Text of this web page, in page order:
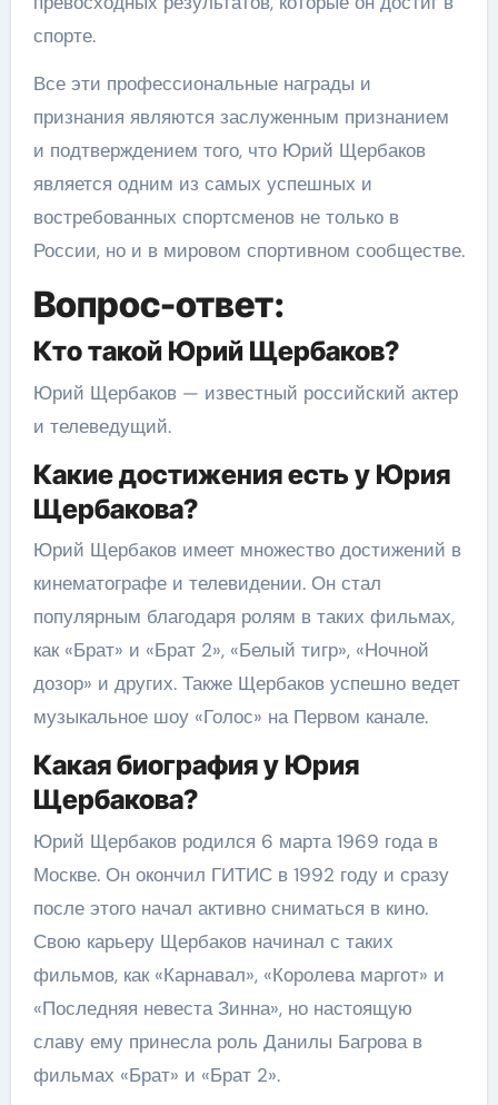
спорте.
Все эти профессиональные награды и
признания являются заслуженным признанием
и подтверждением того, что Юрий Щербаков
является одним из самых успешных и
востребованных спортсменов не только в
России, но и в мировом спортивном сообществе.
Вопрос-ответ:
Кто такой Юрий Щербаков?
Юрий Щербаков — известный российский актер
и телеведущий.
Какие достижения есть у Юрия
Щербакова?
Юрий Щербаков имеет множество достижений в
кинематографе и телевидении. Он стал
популярным благодаря ролям в таких фильмах,
как «Брат» и «Брат 2», «Белый тигр», «Ночной
дозор» и других. Также Щербаков успешно ведет
музыкальное шоу «Голос» на Первом канале.
Какая биография у Юрия
Щербакова?
Юрий Щербаков родился 6 марта 1969 года в
Москве. Он окончил ГИТИС в 1992 году и сразу
после этого начал активно сниматься в кино.
Свою карьеру Щербаков начинал с таких
фильмов, как «Карнавал», «Королева маргот» и
«Последняя невеста Зинна», но настоящую
славу ему принесла роль Данилы Багрова в
фильмах «Брат» и «Брат 2».